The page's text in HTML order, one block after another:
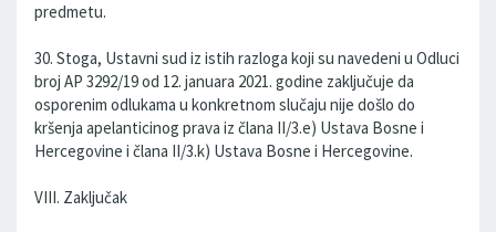
predmetu.
30. Stoga, Ustavni sud iz istih razloga koji su navedeni u Odluci
broj AP 3292/19 od 12. januara 2021. godine zaključuje da
osporenim odlukama u konkretnom slučaju nije došlo do
kršenja apelanticinog prava iz člana II/3.e) Ustava Bosne i
Hercegovine i člana II/3.k) Ustava Bosne i Hercegovine.
VIII. Zaključak